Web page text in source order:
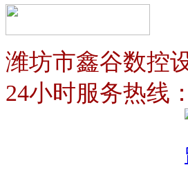
潍坊市鑫谷数控
24小时服务热线：